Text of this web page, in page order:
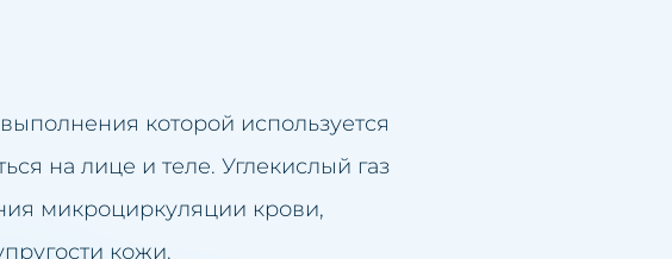
которой используется
на лице и теле. Углекислый газ
микроциркуляции крови,
кожи.